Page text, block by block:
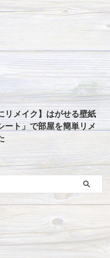
リメイク】はがせる壁紙
ート」で部屋を簡単リメ